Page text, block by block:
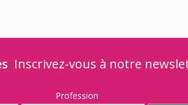
Inscrivez-vous à notre
Profession